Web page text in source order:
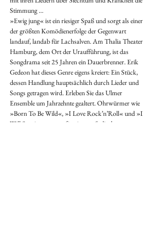
Stimmung …
»Ewig jung« ist ein riesiger Spaß und sorgt als einer
der größten Komödienerfolge der Gegenwart
landauf, landab für Lachsalven. Am Thalia Theater
Hamburg, dem Ort der Uraufführung, ist das
Songdrama seit 25 Jahren ein Dauerbrenner. Erik
Gedeon hat dieses Genre eigens kreiert: Ein Stück,
dessen Handlung hauptsächlich durch Lieder und
Songs getragen wird. Erleben Sie das Ulmer
Ensemble um Jahrzehnte gealtert. Ohrwürmer wie
»Born To Be Wild«, »I Love Rock’n’Roll« und »I
Will Survive« sorgen für ein musikalisches